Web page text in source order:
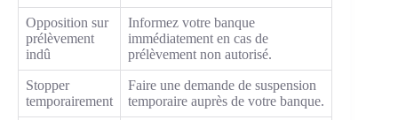
Opposition sur
prélèvement
indû
Informez votre banque
immédiatement en cas de
prélèvement non autorisé.
Stopper
temporairement
Faire une demande de suspension
temporaire auprès de votre banque.